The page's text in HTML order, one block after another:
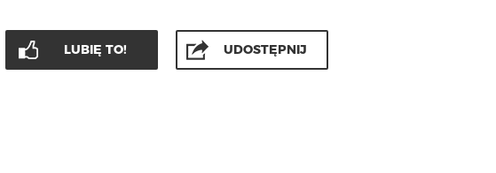
LUBIĘ TO! UDOSTĘPNIJ